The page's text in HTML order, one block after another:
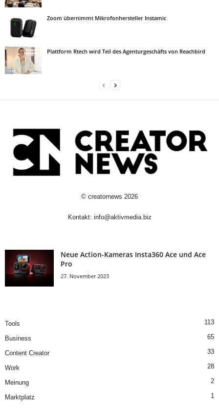
Zoom übernimmt Mikrofonhersteller Instamic
Plattform Rtech wird Teil des Agenturgeschäfts von Reachbird
© creatornews 2026
Kontakt: info@aktivmedia.biz
Neue Action-Kameras Insta360 Ace und Ace
Pro
27. November 2023
Tools 113
Business 65
Content Creator 33
Work 28
Meinung 2
Marktplatz 1